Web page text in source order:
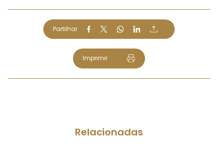
Partilhar
Imprimir
Relacionadas